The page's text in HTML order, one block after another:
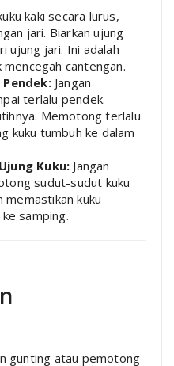
kaki secara lurus,
jari. Biarkan ujung
ujung jari. Ini adalah
cantengan.
Jangan
terlalu pendek.
Memotong terlalu
kuku tumbuh ke dalam
Kuku: Jangan
sudut-sudut kuku
memastikan kuku
samping.
gunting atau pemotong